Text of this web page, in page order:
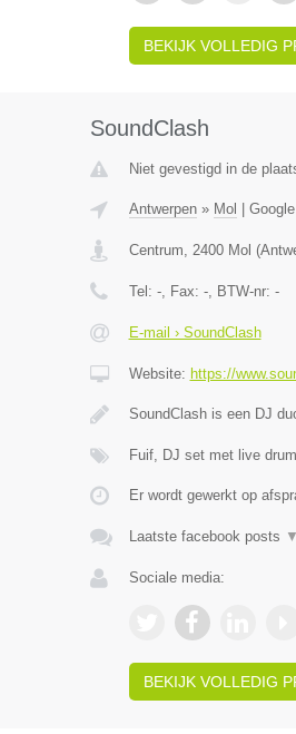
BEKIJK VOLLEDIG
SoundClash
Niet gevestigd in de
Antwerpen» Mol
Centrum, 2400 Mol (
Tel: -, Fax: -, BTW-nr: -
E-mail › SoundClash
Website: https://
SoundClash is een DJ
Fuif, DJ set met live
Er wordt gewerkt op
Laatste facebook posts ▼
Sociale media:
BEKIJK VOLLEDIG